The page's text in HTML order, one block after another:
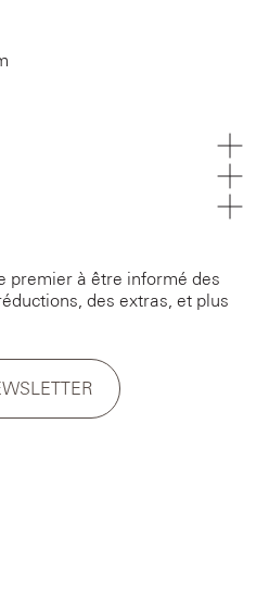
premier à être informé des
des extras, et plus